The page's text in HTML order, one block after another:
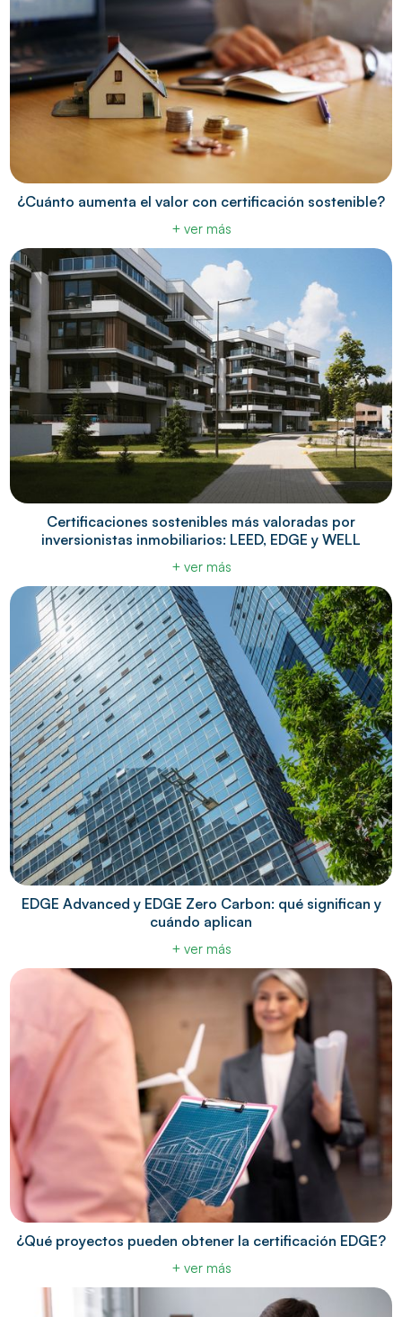
¿Cuánto aumenta el valor con certificación sostenible?
+ ver más
Certificaciones sostenibles más valoradas por
inversionistas inmobiliarios: LEED, EDGE y WELL
+ ver más
EDGE Advanced y EDGE Zero Carbon: qué significan y
cuándo aplican
+ ver más
¿Qué proyectos pueden obtener la certificación EDGE?
+ ver más